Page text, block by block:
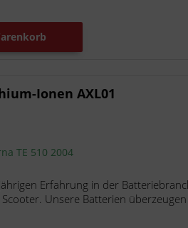
Ionen AXL01
TE 510 2004
Erfahrung in der
Unsere Batterien